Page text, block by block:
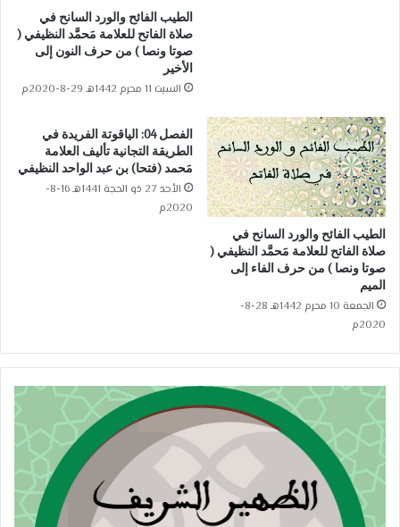
الطيب الفائح والورد السانح في
صلاة الفاتح للعلامة مَحمَّد النظيفي (
صوتا ونصا ) من حرف النون إلى
الأخير
السبت 11 محرم 1442هـ 29-8-2020م
الطيب الفائح والورد السانح في
صلاة الفاتح للعلامة مَحمَّد النظيفي (
صوتا ونصا ) من حرف الفاء إلى
الميم
الجمعة 10 محرم 1442هـ 28-8-
2020م
الفصل 04: الياقوتة الفريدة في
الطريقة التجانية تأليف العلامة
مَحمد (فتحا) بن عبد الواحد النظيفي
الأحد 27 ذو الحجة 1441هـ 16-8-
2020م